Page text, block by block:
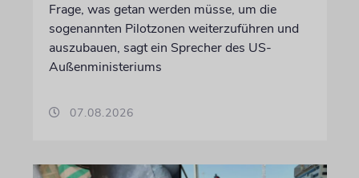
Frage, was getan werden müsse, um die
sogenannten Pilotzonen weiterzuführen und
auszubauen, sagt ein Sprecher des US-
Außenministeriums
07.08.2026